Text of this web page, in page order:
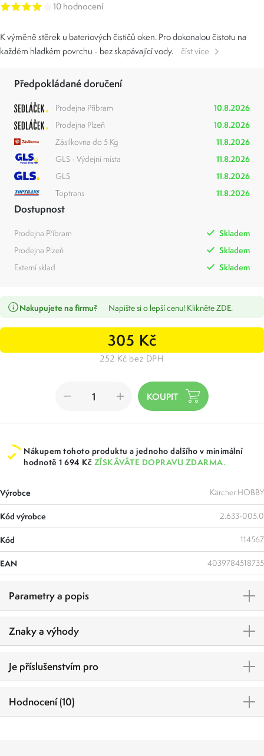
10 hodnocení
K výměně stěrek u bateriových čističů oken. Pro dokonalou čistotu na
každém hladkém povrchu - bez skapávající vody.
číst více
Předpokládané doručení
Prodejna Příbram
10.8.2026
Prodejna Plzeň
10.8.2026
Zásilkovna do 5 Kg
11.8.2026
GLS - Výdejní místa
11.8.2026
GLS
11.8.2026
Toptrans
11.8.2026
Dostupnost
Prodejna Příbram
Skladem
Prodejna Plzeň
Skladem
Externí sklad
Skladem
Nakupujete na firmu? Napište si o lepší cenu! Klikněte ZDE.
305 Kč
252 Kč bez DPH
Nákupem tohoto produktu a jednoho dalšího v minimální
hodnotě 1 694 Kč ZÍSKÁVÁTE DOPRAVU ZDARMA.
Výrobce Kärcher HOBBY
Kód výrobce 2.633-005.0
Kód 114567
EAN 4039784518735
Parametry a popis
Znaky a výhody
Je příslušenstvím pro
Hodnocení (10)